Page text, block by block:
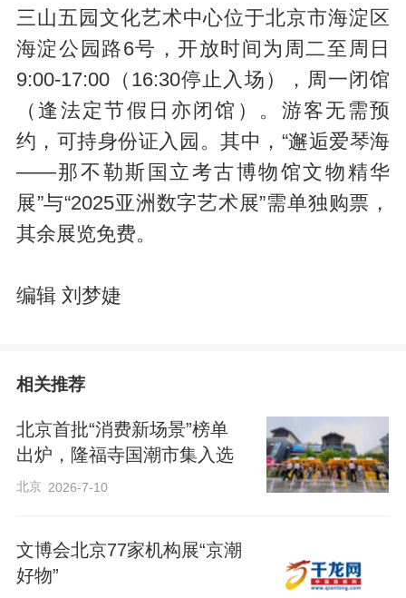
三山五园文化艺术中心位于北京市海淀区
海淀公园路6号，开放时间为周二至周日
9:00-17:00（16:30停止入场），周一闭馆
（逢法定节假日亦闭馆）。游客无需预
约，可持身份证入园。其中，“邂逅爱琴海
——那不勒斯国立考古博物馆文物精华
展”与“2025亚洲数字艺术展”需单独购票，
其余展览免费。
编辑 刘梦婕
相关推荐
北京首批“消费新场景”榜单
出炉，隆福寺国潮市集入选
北京 2026-7-10
文博会北京77家机构展“京潮
好物”